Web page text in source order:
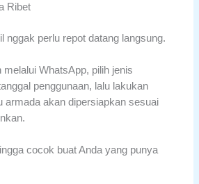
Ribet
nggak perlu repot datang langsung.
WhatsApp, pilih jenis
penggunaan, lalu lakukan
armada akan dipersiapkan sesuai
cocok buat Anda yang punya